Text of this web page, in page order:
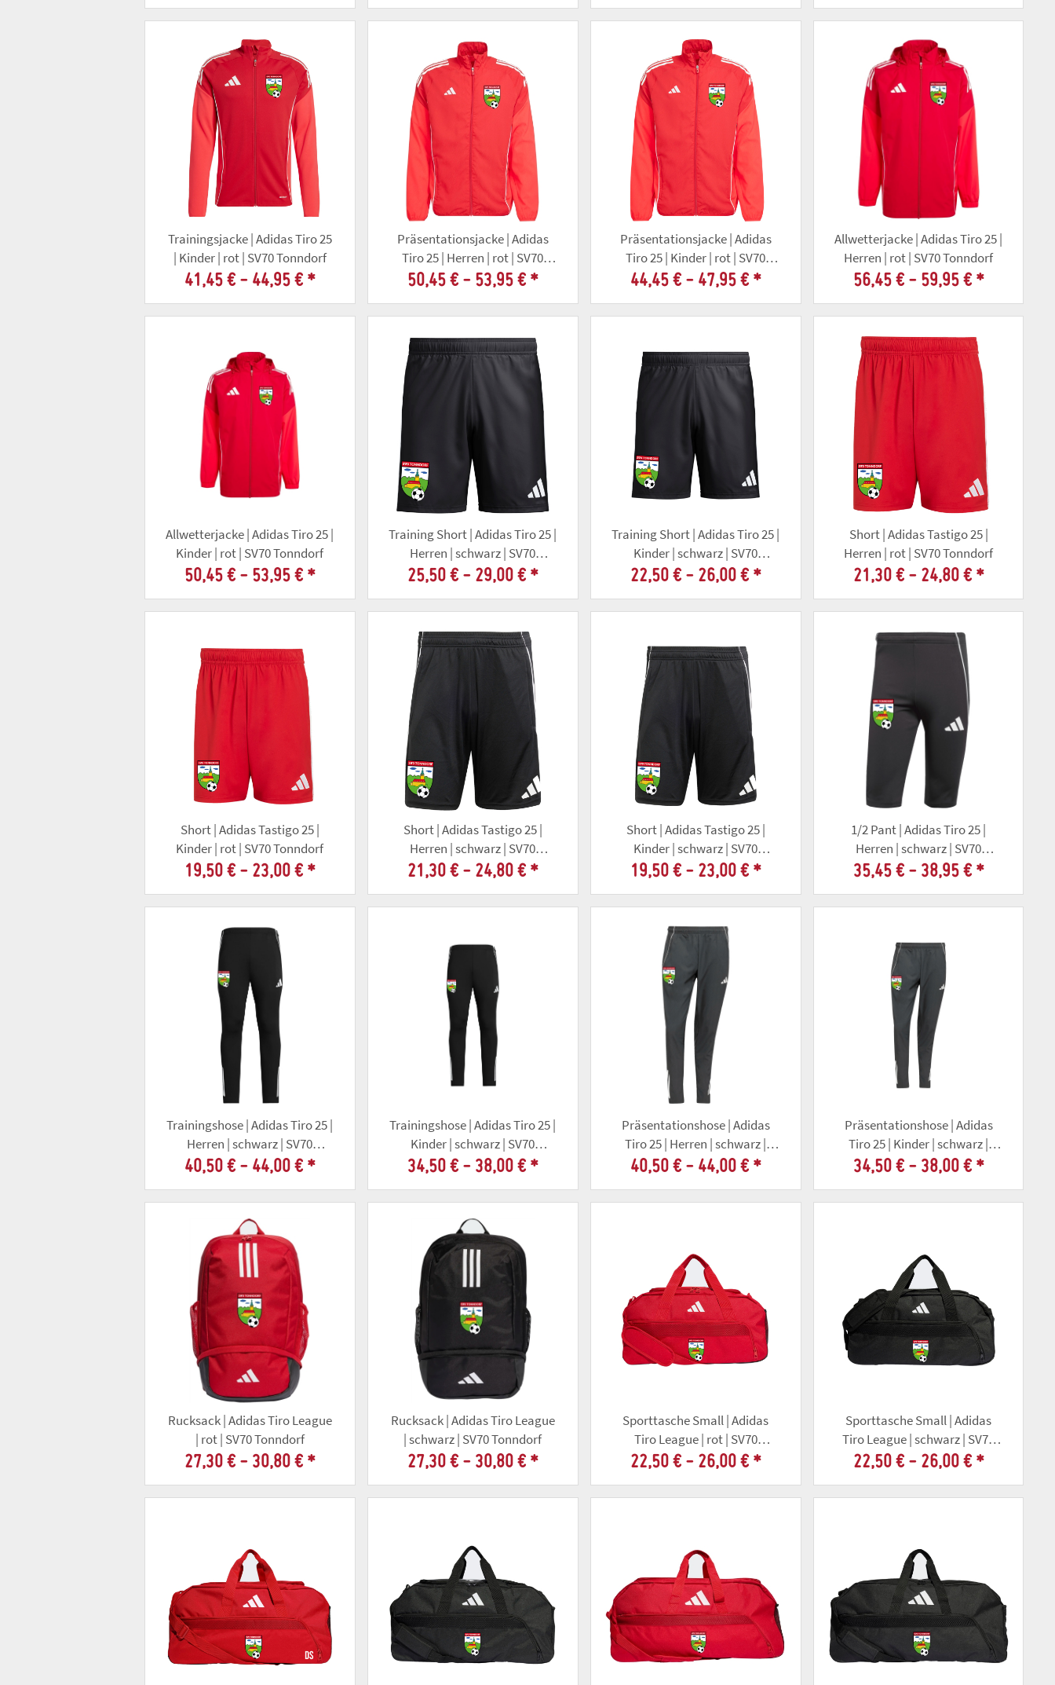
Trainingsjacke | Adidas Tiro 25
| Kinder | rot | SV70 Tonndorf
41,45 € - 44,95 € *
Präsentationsjacke | Adidas
Tiro 25 | Herren | rot | SV70
Tonndorf
50,45 € - 53,95 € *
Präsentationsjacke | Adidas
Tiro 25 | Kinder | rot | SV70
Tonndorf
44,45 € - 47,95 € *
Allwetterjacke | Adidas Tiro 25 |
Herren | rot | SV70 Tonndorf
56,45 € - 59,95 € *
Allwetterjacke | Adidas Tiro 25 |
Kinder | rot | SV70 Tonndorf
50,45 € - 53,95 € *
Training Short | Adidas Tiro 25 |
Herren | schwarz | SV70
Tonndorf
25,50 € - 29,00 € *
Training Short | Adidas Tiro 25 |
Kinder | schwarz | SV70
Tonndorf
22,50 € - 26,00 € *
Short | Adidas Tastigo 25 |
Herren | rot | SV70 Tonndorf
21,30 € - 24,80 € *
Short | Adidas Tastigo 25 |
Kinder | rot | SV70 Tonndorf
19,50 € - 23,00 € *
Short | Adidas Tastigo 25 |
Herren | schwarz | SV70
Tonndorf
21,30 € - 24,80 € *
Short | Adidas Tastigo 25 |
Kinder | schwarz | SV70
Tonndorf
19,50 € - 23,00 € *
1/2 Pant | Adidas Tiro 25 |
Herren | schwarz | SV70
Tonndorf
35,45 € - 38,95 € *
Trainingshose | Adidas Tiro 25 |
Herren | schwarz | SV70
Tonndorf
40,50 € - 44,00 € *
Trainingshose | Adidas Tiro 25 |
Kinder | schwarz | SV70
Tonndorf
34,50 € - 38,00 € *
Präsentationshose | Adidas
Tiro 25 | Herren | schwarz |
SV70 Tonndorf
40,50 € - 44,00 € *
Präsentationshose | Adidas
Tiro 25 | Kinder | schwarz |
SV70 Tonndorf
34,50 € - 38,00 € *
Rucksack | Adidas Tiro League
| rot | SV70 Tonndorf
27,30 € - 30,80 € *
Rucksack | Adidas Tiro League
| schwarz | SV70 Tonndorf
27,30 € - 30,80 € *
Sporttasche Small | Adidas
Tiro League | rot | SV70
Tonndorf
22,50 € - 26,00 € *
Sporttasche Small | Adidas
Tiro League | schwarz | SV70
Tonndorf
22,50 € - 26,00 € *